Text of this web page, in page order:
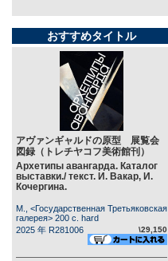
おすすめタイトル
アヴァンギャルドの原型 展覧会
図録（トレチヤコフ美術館刊）
Архетипы авангарда. Каталог
выставки./ текст. И. Вакар, И.
Кочергина.
М., <Государственная Третьяковская
галерея> 200 c. hard
2025 年 R281006
\29,150